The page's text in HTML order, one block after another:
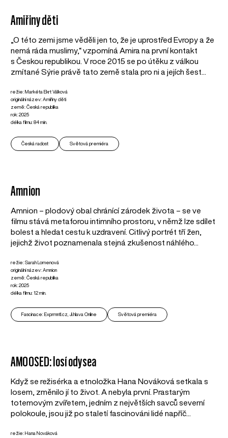
Amiřiny děti
„O této zemi jsme věděli jen to, že je uprostřed Evropy a že
nemá ráda muslimy,“ vzpomíná Amira na první kontakt
s Českou republikou. V roce 2015 se po útěku z válkou
zmítané Sýrie právě tato země stala pro ni a jejích šest...
režie: Markéta Ekrt Válková
originální název: Amiřiny děti
země: Česká republika
rok: 2025
délka filmu: 84 min.
Česká radost Světová premiéra
Amnion
Amnion – plodový obal chránící zárodek života – se ve
filmu stává metaforou intimního prostoru, v němž lze sdílet
bolest a hledat cestu k uzdravení. Citlivý portrét tří žen,
jejichž život poznamenala stejná zkušenost náhlého...
režie: Sarah Lomenová
originální název: Amnion
země: Česká republika
rok: 2025
délka filmu: 12 min.
Fascinace: Exprmntl.cz, Ji.hlava Online Světová premiéra
AMOOSED: losí odysea
Když se režisérka a etnoložka Hana Nováková setkala s
losem, změnilo jí to život. A nebyla první. Prastarým
totemovým zvířetem, jedním z největších savců severní
polokoule, jsou již po staletí fascinováni lidé napříč...
režie: Hana Nováková